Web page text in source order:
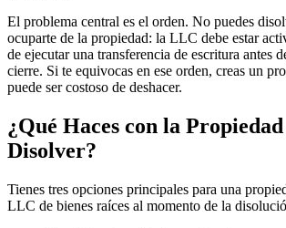
El problema central es el orden. No puedes
ocuparte de la propiedad: la LLC debe estar
de ejecutar una transferencia de escritura antes
cierre. Si te equivocas en ese orden, creas un
puede ser costoso de deshacer.
¿Qué Haces con la
Disolver?
Tienes tres opciones principales para una
LLC de bienes raíces al momento de la